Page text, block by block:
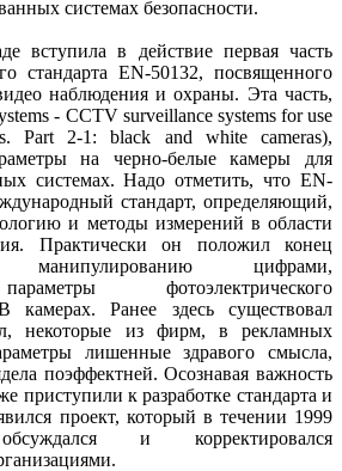
системах безопасности.
вступила в действие первая часть
стандарта EN-50132, посвященного
наблюдения и охраны. Эта часть,
- CCTV surveillance systems for use
Part 2-1: black and white cameras),
на черно-белые камеры для
системах. Надо отметить, что EN-
стандарт, определяющий,
и методы измерений в области
Практически он положил конец
манипулированию цифрами,
фотоэлектрического
камерах. Ранее здесь существовал
некоторые из фирм, в рекламных
лишенные здравого смысла,
поэффектней. Осознавая важность
приступили к разработке стандарта и
проект, который в течении 1999
и корректировался